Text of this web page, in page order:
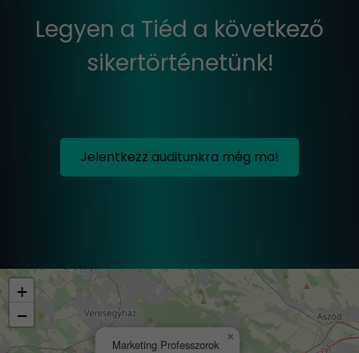
Legyen a Tiéd a következő
sikertörténetünk!
Jelentkezz auditunkra még ma!
Marketing Professzorok
×
+
−